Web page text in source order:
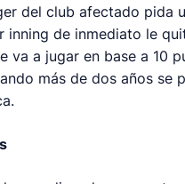
del club afectado pida
inning de inmediato le
va a jugar en base a 10
más de dos años se